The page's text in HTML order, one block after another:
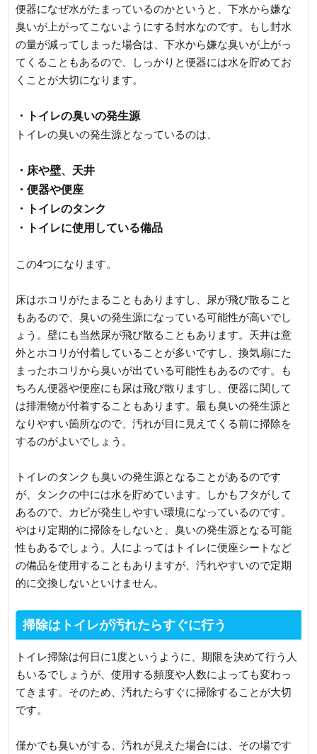
便器になぜ水がたまっているのかというと、下水から嫌な
臭いが上がってこないようにする封水なのです。もし封水
の量が減ってしまった場合は、下水から嫌な臭いが上がっ
てくることもあるので、しっかりと便器には水を貯めてお
くことが大切になります。
・トイレの臭いの発生源
トイレの臭いの発生源となっているのは、
・床や壁、天井
・便器や便座
・トイレのタンク
・トイレに使用している備品
この4つになります。
床はホコリがたまることもありますし、尿が飛び散ること
もあるので、臭いの発生源になっている可能性が高いでし
ょう。壁にも当然尿が飛び散ることもあります。天井は意
外とホコリが付着していることが多いですし、換気扇にた
まったホコリから臭いが出ている可能性もあるのです。も
ちろん便器や便座にも尿は飛び散りますし、便器に関して
は排泄物が付着することもあります。最も臭いの発生源と
なりやすい箇所なので、汚れが目に見えてくる前に掃除を
するのがよいでしょう。
トイレのタンクも臭いの発生源となることがあるのです
が、タンクの中には水を貯めています。しかもフタがして
あるので、カビが発生しやすい環境になっているのです。
やはり定期的に掃除をしないと、臭いの発生源となる可能
性もあるでしょう。人によってはトイレに便座シートなど
の備品を使用することもありますが、汚れやすいので定期
的に交換しないといけません。
掃除はトイレが汚れたらすぐに行う
トイレ掃除は何日に1度というように、期限を決めて行う人
もいるでしょうが、使用する頻度や人数によっても変わっ
てきます。そのため、汚れたらすぐに掃除することが大切
です。
僅かでも臭いがする、汚れが見えた場合には、その場です